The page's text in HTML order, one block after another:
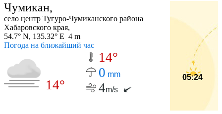
Чумикан,
село центр Тугуро-Чумиканского района
Хабаровского края,
54.7° N, 135.32° E 4 m
Погода на ближайший час
14°
14°
0 mm
4m/s
05:24